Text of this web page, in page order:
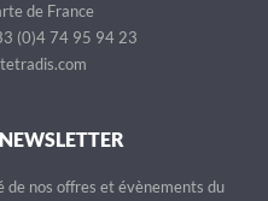
de France
(0)4 74 95 94 23
de nos offres et évènements du